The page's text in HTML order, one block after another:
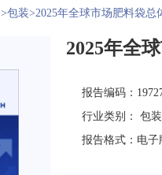
>包装>2025年全球市场肥料袋
2025年全
报告编码：
行业类别： 包装
报告格式：电子